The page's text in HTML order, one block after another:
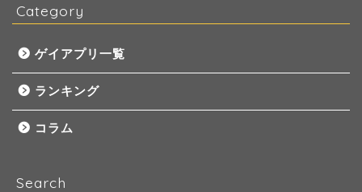
Category
ゲイアプリ一覧
ランキング
コラム
Search